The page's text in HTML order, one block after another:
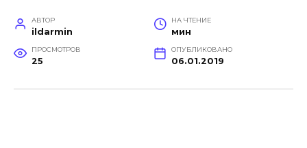
АВТОР
ildarmin
НА ЧТЕНИЕ
мин
ПРОСМОТРОВ
25
ОПУБЛИКОВАНО
06.01.2019